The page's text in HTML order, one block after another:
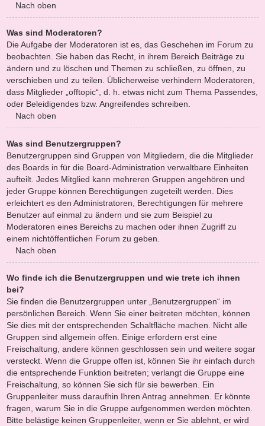
Nach oben
Was sind Moderatoren?
Die Aufgabe der Moderatoren ist es, das Geschehen im Forum zu
beobachten. Sie haben das Recht, in ihrem Bereich Beiträge zu
ändern und zu löschen und Themen zu schließen, zu öffnen, zu
verschieben und zu teilen. Üblicherweise verhindern Moderatoren,
dass Mitglieder „offtopic“, d. h. etwas nicht zum Thema Passendes,
oder Beleidigendes bzw. Angreifendes schreiben.
Nach oben
Was sind Benutzergruppen?
Benutzergruppen sind Gruppen von Mitgliedern, die die Mitglieder
des Boards in für die Board-Administration verwaltbare Einheiten
aufteilt. Jedes Mitglied kann mehreren Gruppen angehören und
jeder Gruppe können Berechtigungen zugeteilt werden. Dies
erleichtert es den Administratoren, Berechtigungen für mehrere
Benutzer auf einmal zu ändern und sie zum Beispiel zu
Moderatoren eines Bereichs zu machen oder ihnen Zugriff zu
einem nichtöffentlichen Forum zu geben.
Nach oben
Wo finde ich die Benutzergruppen und wie trete ich ihnen
bei?
Sie finden die Benutzergruppen unter „Benutzergruppen“ im
persönlichen Bereich. Wenn Sie einer beitreten möchten, können
Sie dies mit der entsprechenden Schaltfläche machen. Nicht alle
Gruppen sind allgemein offen. Einige erfordern erst eine
Freischaltung, andere können geschlossen sein und weitere sogar
versteckt. Wenn die Gruppe offen ist, können Sie ihr einfach durch
die entsprechende Funktion beitreten; verlangt die Gruppe eine
Freischaltung, so können Sie sich für sie bewerben. Ein
Gruppenleiter muss daraufhin Ihren Antrag annehmen. Er könnte
fragen, warum Sie in die Gruppe aufgenommen werden möchten.
Bitte belästige keinen Gruppenleiter, wenn er Sie ablehnt, er wird